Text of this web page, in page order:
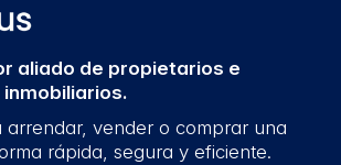
aliado de propietarios e
arrendar, vender o comprar una
rápida, segura y eficiente.